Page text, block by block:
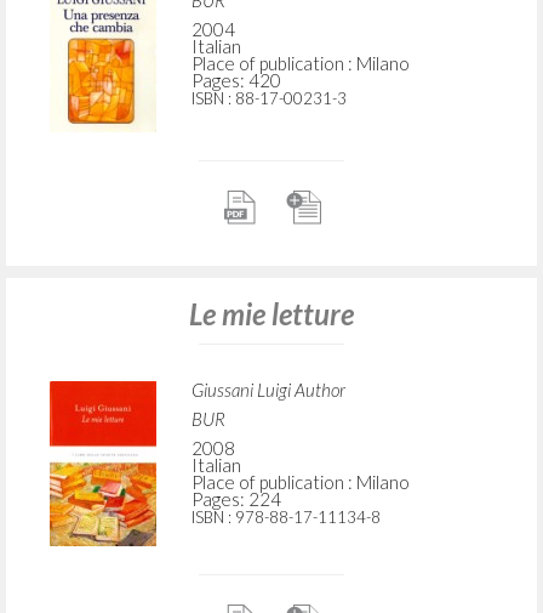
2004
Italian
Place of publication : Milano
Pages: 420
ISBN : 88-17-00231-3
Le mie letture
Giussani Luigi Author
BUR
2008
Italian
Place of publication : Milano
Pages: 224
ISBN : 978-88-17-11134-8